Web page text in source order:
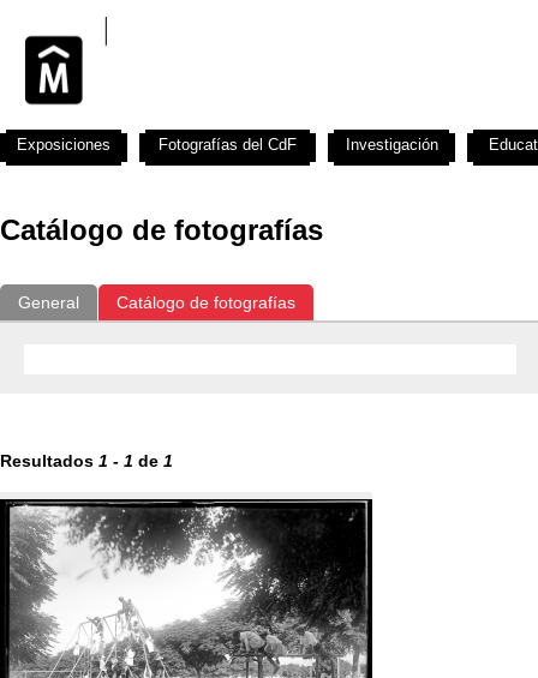
Catálogo de fotografías
General Catálogo de fotografías
Resultados 1 - 1 de 1
Exposiciones Fotografías del CdF Investigación